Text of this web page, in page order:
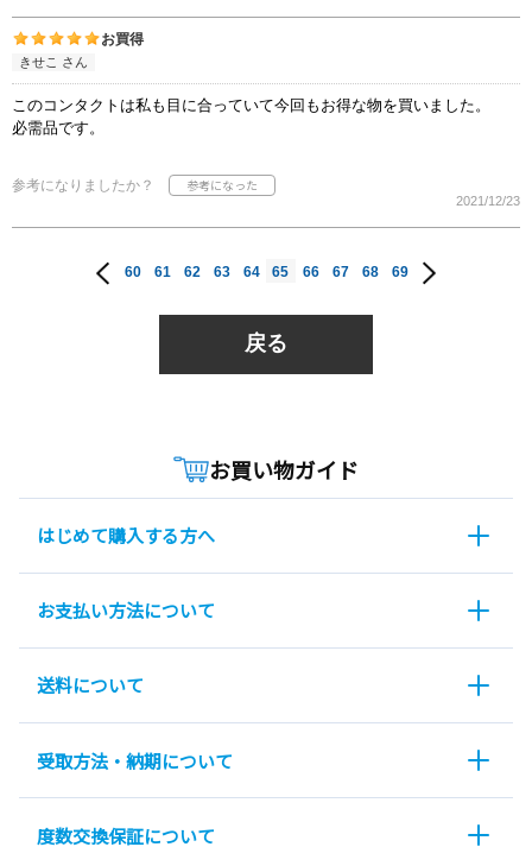
お買得
きせこ さん
このコンタクトは私も目に合っていて今回もお得な物を買いました。
必需品です。
参考になりましたか？
2021/12/23
60 61 62 63 64 65 66 67 68 69
戻る
お買い物ガイド
はじめて購入する方へ
お支払い方法について
送料について
受取方法・納期について
度数交換保証について